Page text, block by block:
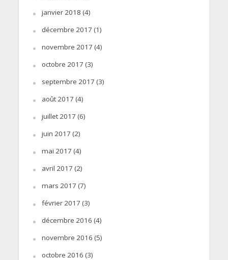
janvier 2018 (4)
décembre 2017 (1)
novembre 2017 (4)
octobre 2017 (3)
septembre 2017 (3)
août 2017 (4)
juillet 2017 (6)
juin 2017 (2)
mai 2017 (4)
avril 2017 (2)
mars 2017 (7)
février 2017 (3)
décembre 2016 (4)
novembre 2016 (5)
octobre 2016 (3)